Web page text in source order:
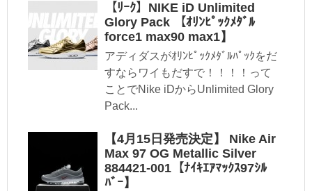
【ﾘｰｸ】NIKE iD Unlimited
Glory Pack 【ｵﾘﾝﾋﾟｯｸﾒﾀﾞﾙ
force1 max90 max1】
アディダスがｵﾘﾝﾋﾟｯｸﾒﾀﾞﾙﾊﾟｯｸをだ
すならワイもだすで！！！！って
ことでNike iDからUnlimited Glory
Pack...
【4月15日発売決定】 Nike Air
Max 97 OG Metallic Silver
884421-001【ﾅｲｷｴｱﾏｯｸｽ97ｼﾙ
ﾊﾞｰ】